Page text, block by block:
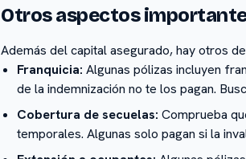
Otros aspectos
Además del capital asegurado, hay otros
Franquicia: Algunas pólizas incluyen
de la indemnización no te los pagan.
Cobertura de secuelas: Comprueba
temporales. Algunas solo pagan si la